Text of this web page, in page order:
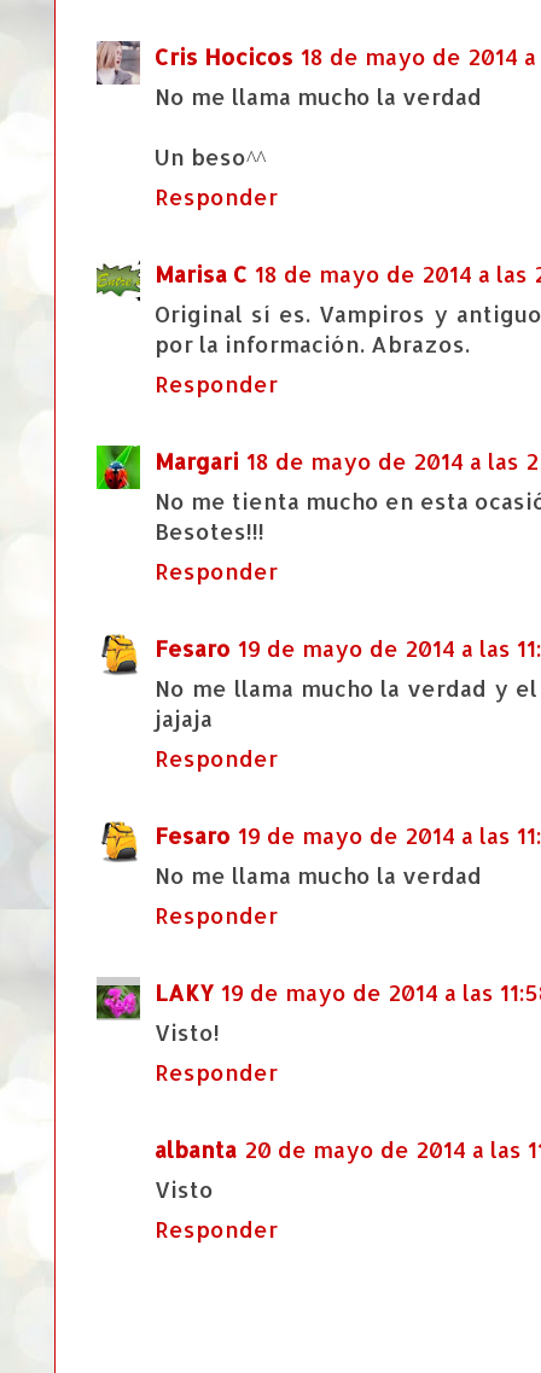
Cris Hocicos 18 de mayo de 2014
No me llama mucho la verdad
Un beso^^
Responder
Marisa C 18 de mayo de 2014 a las
Original sí es. Vampiros y
por la información. Abrazos.
Responder
Margari 18 de mayo de 2014 a las
No me tienta mucho en esta
Besotes!!!
Responder
Fesaro 19 de mayo de 2014 a las
No me llama mucho la verdad y
jajaja
Responder
Fesaro 19 de mayo de 2014 a las
No me llama mucho la verdad
Responder
LAKY 19 de mayo de 2014 a las
Visto!
Responder
albanta 20 de mayo de 2014 a las
Visto
Responder